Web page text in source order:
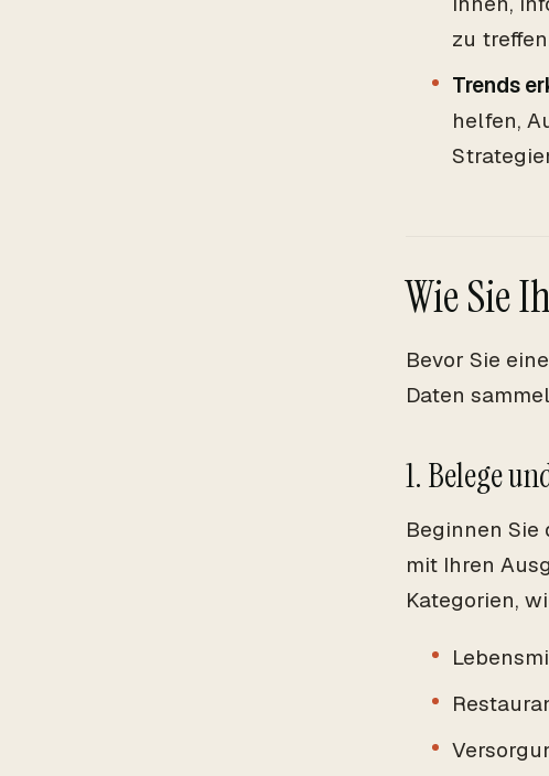
zu
Trends
helfen,
Wie Sie
Bevor Sie
Daten
1. Belege
Beginnen Sie
mit Ihren
Kategorien,